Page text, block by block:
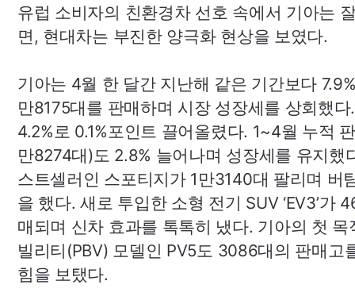
유럽 소비자의 친환경차 선호 속에서 기아는
면, 현대차는 부진한 양극화 현상을 보였다.
기아는 4월 한 달간 지난해 같은 기간보다
만8175대를 판매하며 시장 성장세를 상회했
4.2%로 0.1%포인트 끌어올렸다. 1~4월 누적
만8274대)도 2.8% 늘어나며 성장세를 유지했
스트셀러인 스포티지가 1만3140대 팔리며 버
을 했다. 새로 투입한 소형 전기 SUV‘EV3’가
매되며 신차 효과를 톡톡히 냈다. 기아의 첫 목
빌리티(PBV) 모델인 PV5도 3086대의 판매고
힘을 보탰다.